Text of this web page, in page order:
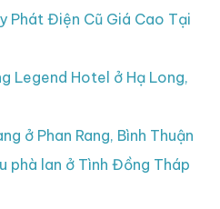
Phát Điện Cũ Giá Cao Tại
Legend Hotel ở Hạ Long,
ở Phan Rang, Bình Thuận
phà lan ở Tình Đồng Tháp